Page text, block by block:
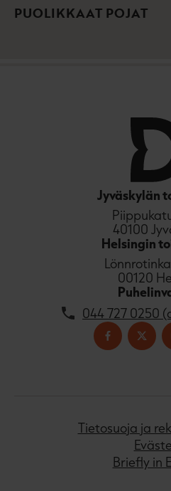
PUOLIKKAAT POJAT
Jyväskylän
40100
Helsingin
00120
044 727 0250
Tietosuoja ja
Briefly in